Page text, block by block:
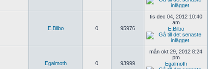
E.Bilbo 0 95976
tis dec 04, 2012 10:40
am
E.Bilbo
Egalmoth 0 93999
mån okt 29, 2012 8:24
pm
Egalmoth